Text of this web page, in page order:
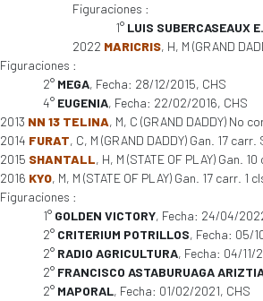
Figuraciones :
1° LUIS SUBERCASEAUX E.
2022 MARICRIS, H, M (GRAND
Figuraciones :
2° MEGA, Fecha: 28/12/2015, CHS
4° EUGENIA, Fecha: 22/02/2016, CHS
2013 NN 13 TELINA, M, C (GRAND DADDY) No
2014 FURAT, C, M (GRAND DADDY) Gan. 17
2015 SHANTALL, H, M (STATE OF PLAY) Gan.
2016 KYO, M, M (STATE OF PLAY) Gan. 17 carr.
Figuraciones :
1° GOLDEN VICTORY, Fecha: 24/04/
2° CRITERIUM POTRILLOS, Fecha: 05/
2° RADIO AGRICULTURA, Fecha: 04/11/
2° FRANCISCO ASTABURUAGA
2° MAPORAL, Fecha: 01/02/2021, CHS